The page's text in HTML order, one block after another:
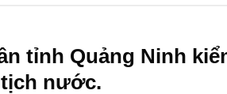
tỉnh Quảng Ninh
nước.